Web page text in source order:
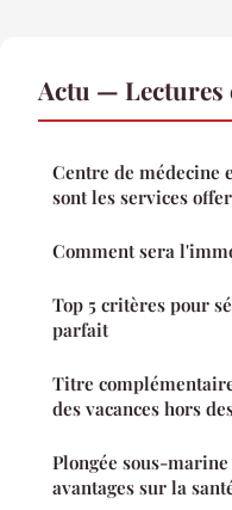
Actu — Lectures
Centre de médecine
sont les services
Comment sera
Top 5 critères pour
parfait
Titre
des vacances hors
Plongée sous-
avantages sur la